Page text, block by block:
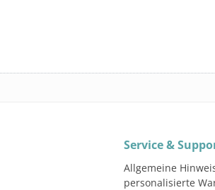
Service &
Allgemeine
personalisierte